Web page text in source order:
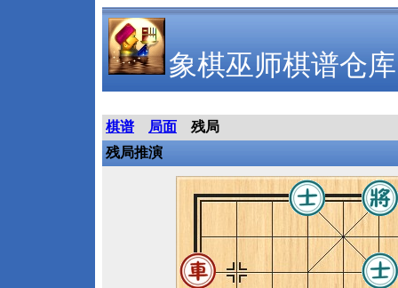
象棋巫师棋谱仓库
棋谱 局面
残局
残局推演